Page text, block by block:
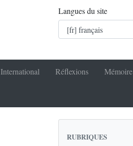
Langues du site
International Réflexions Mémoire
RUBRIQUES